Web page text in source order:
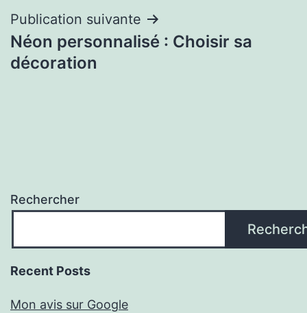
Publication suivante
Néon personnalisé : Choisir sa
décoration
Rechercher
Recent Posts
Mon avis sur Google